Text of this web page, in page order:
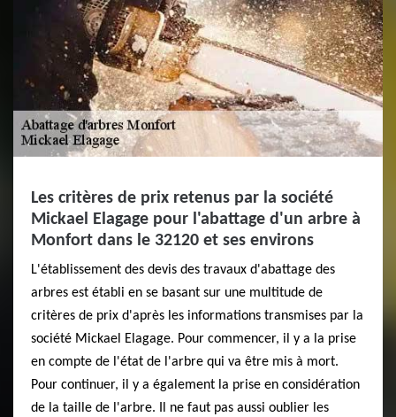
Les critères de prix retenus par la société
Mickael Elagage pour l'abattage d'un arbre à
Monfort dans le 32120 et ses environs
L'établissement des devis des travaux d'abattage des
arbres est établi en se basant sur une multitude de
critères de prix d'après les informations transmises par la
société Mickael Elagage. Pour commencer, il y a la prise
en compte de l'état de l'arbre qui va être mis à mort.
Pour continuer, il y a également la prise en considération
de la taille de l'arbre. Il ne faut pas aussi oublier les